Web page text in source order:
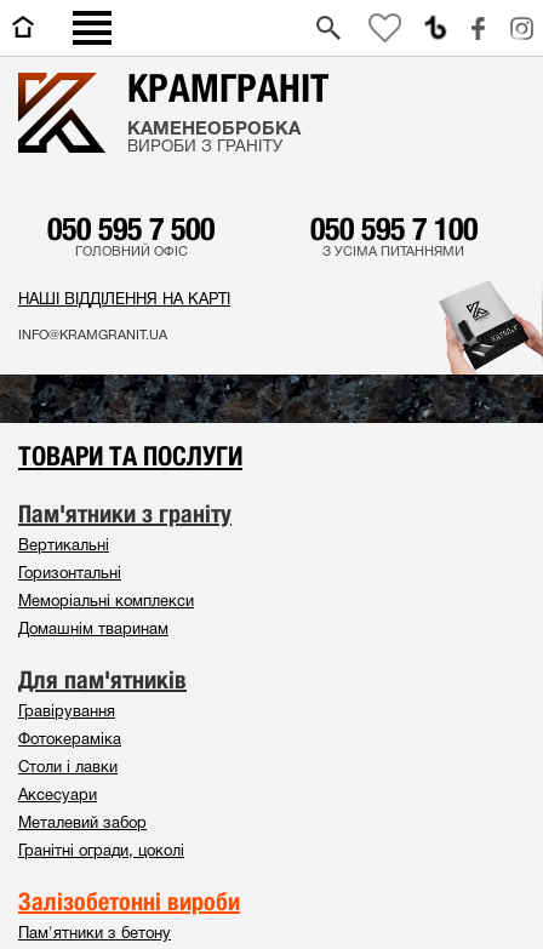
КРАМГРАНІТ
КАМЕНЕОБРОБКА
ВИРОБИ З ГРАНІТУ
050 595 7 500
ГОЛОВНИЙ ОФІС
050 595 7 100
З УСІМА ПИТАННЯМИ
НАШІ ВІДДІЛЕННЯ НА КАРТІ
INFO@KRAMGRANIT.UA
ТОВАРИ ТА ПОСЛУГИ
Пам'ятники з граніту
Вертикальні
Горизонтальні
Меморіальні комплекси
Домашнім тваринам
Для пам'ятників
Гравірування
Фотокераміка
Столи і лавки
Аксесуари
Металевий забор
Гранітні огради, цоколі
Залізобетонні вироби
Пам'ятники з бетону